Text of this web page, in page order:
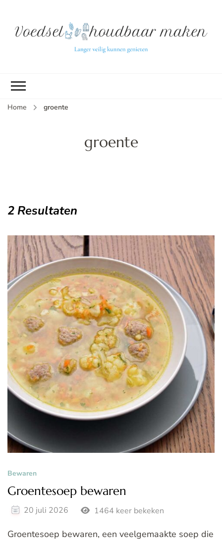
Home groente
groente
2 Resultaten
Bewaren
Groentesoep bewaren
20 juli 2026 1464 keer bekeken
Groentesoep bewaren, een veelgemaakte soep die